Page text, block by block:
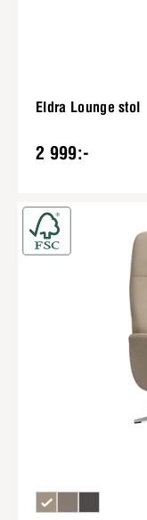
Eldra Lounge stol
2 999:-